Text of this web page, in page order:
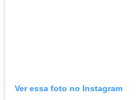
Ver essa foto no Instagram